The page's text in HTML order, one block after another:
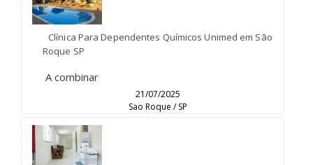
Clínica Para Dependentes Químicos Unimed em São
Roque SP
A combinar
21/07/2025
Sao Roque / SP